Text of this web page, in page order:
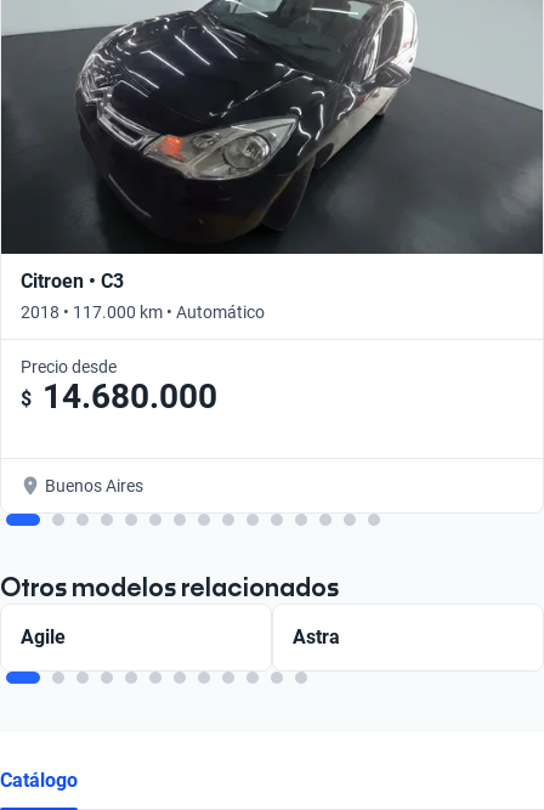
Citroen • C3
2018 • 117.000 km • Automático
Precio desde
$ 14.680.000
Buenos Aires
Otros modelos relacionados
Agile Astra
Catálogo